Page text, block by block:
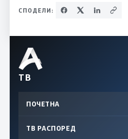
СПОДЕЛИ:
ТВ
ПОЧЕТНА
ТВ РАСПОРЕД